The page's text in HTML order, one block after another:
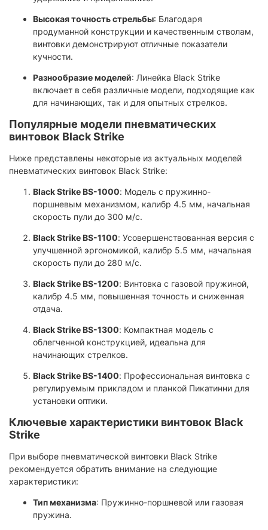
Высокая точность стрельбы: Благодаря
продуманной конструкции и качественным стволам,
винтовки демонстрируют отличные показатели
кучности.​
Разнообразие моделей: Линейка Black Strike
включает в себя различные модели, подходящие как
для начинающих, так и для опытных стрелков.​
Популярные модели пневматических
винтовок Black Strike
Ниже представлены некоторые из актуальных моделей
пневматических винтовок Black Strike:
Black Strike BS-1000: Модель с пружинно-
поршневым механизмом, калибр 4.5 мм, начальная
скорость пули до 300 м/с.​
Black Strike BS-1100: Усовершенствованная версия с
улучшенной эргономикой, калибр 5.5 мм, начальная
скорость пули до 280 м/с.​
Black Strike BS-1200: Винтовка с газовой пружиной,
калибр 4.5 мм, повышенная точность и сниженная
отдача.​
Black Strike BS-1300: Компактная модель с
облегченной конструкцией, идеальна для
начинающих стрелков.​
Black Strike BS-1400: Профессиональная винтовка с
регулируемым прикладом и планкой Пикатинни для
установки оптики.​
Ключевые характеристики винтовок Black
Strike
При выборе пневматической винтовки Black Strike
рекомендуется обратить внимание на следующие
характеристики:
Тип механизма: Пружинно-поршневой или газовая
пружина.​